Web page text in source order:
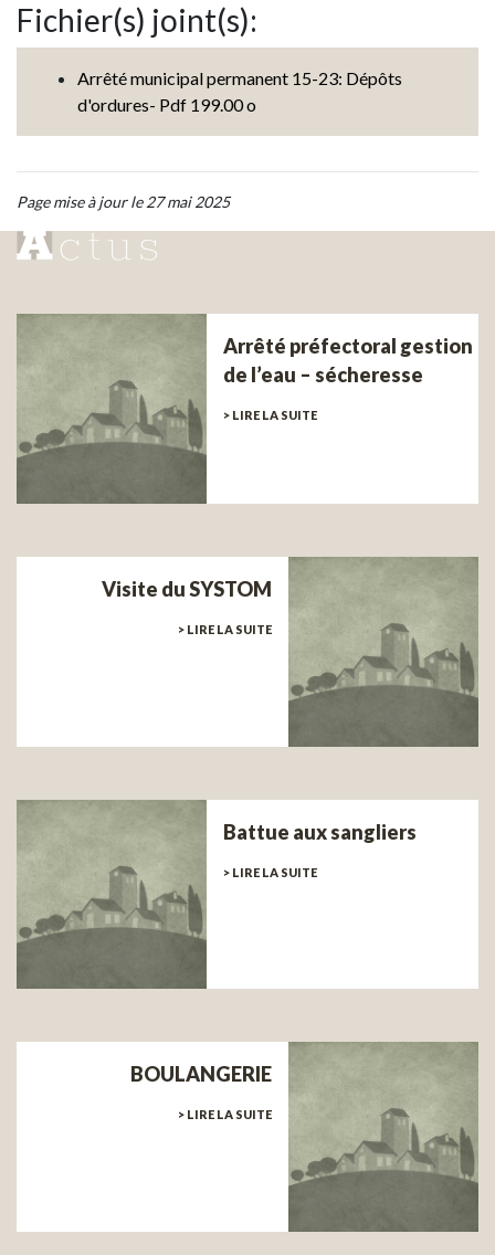
Fichier(s) joint(s):
Arrêté municipal permanent 15-23: Dépôts
d'ordures- Pdf 199.00 o
Page mise à jour le 27 mai 2025
Arrêté préfectoral gestion
de l’eau – sécheresse
> LIRE LA SUITE
Visite du SYSTOM
> LIRE LA SUITE
Battue aux sangliers
> LIRE LA SUITE
BOULANGERIE
> LIRE LA SUITE